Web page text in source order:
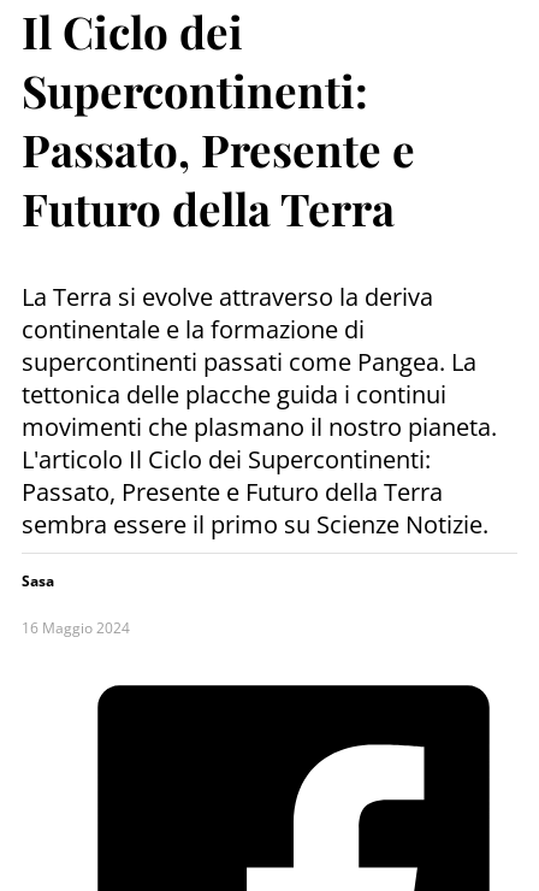
Il Ciclo dei
Supercontinenti:
Passato, Presente e
Futuro della Terra
La Terra si evolve attraverso la deriva
continentale e la formazione di
supercontinenti passati come Pangea. La
tettonica delle placche guida i continui
movimenti che plasmano il nostro pianeta.
L'articolo Il Ciclo dei Supercontinenti:
Passato, Presente e Futuro della Terra
sembra essere il primo su Scienze Notizie.
Sasa
16 Maggio 2024